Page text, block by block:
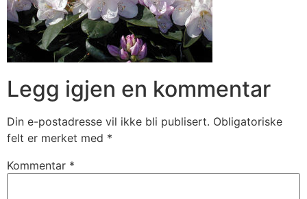
Legg igjen en kommentar
Din e-postadresse vil ikke bli publisert. Obligatoriske
felt er merket med *
Kommentar *